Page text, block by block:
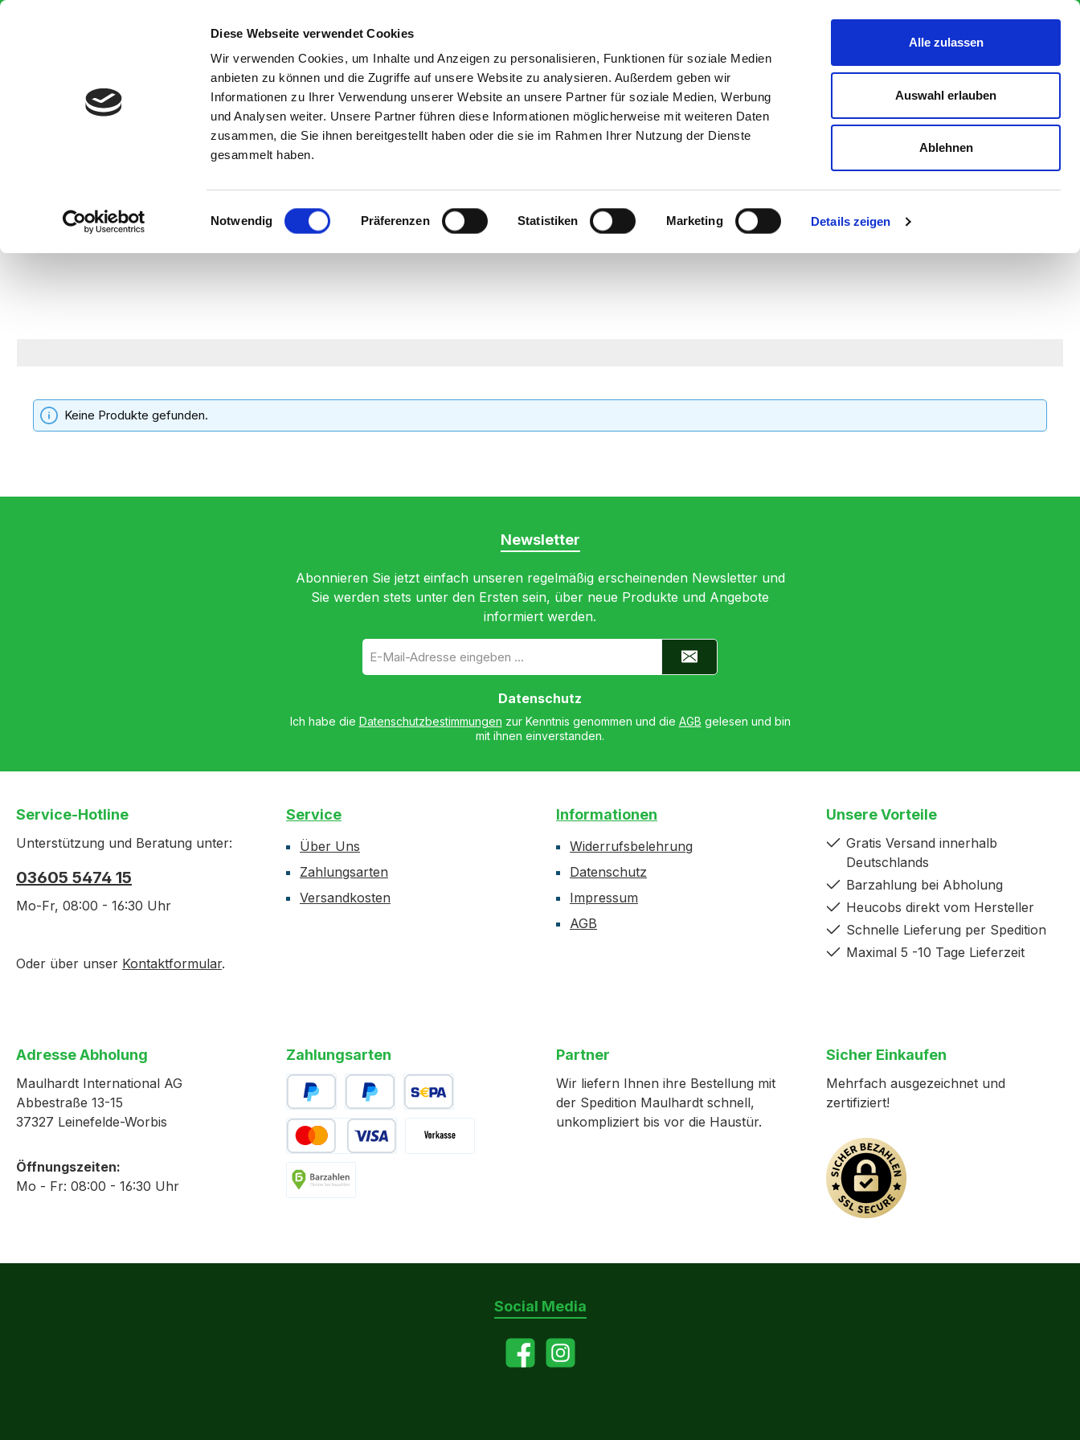
Diese Webseite verwendet Cookies
Wir verwenden Cookies, um Inhalte und Anzeigen zu personalisieren, Funktionen für soziale Medien
anbieten zu können und die Zugriffe auf unsere Website zu analysieren. Außerdem geben wir
Informationen zu Ihrer Verwendung unserer Website an unsere Partner für soziale Medien, Werbung
und Analysen weiter. Unsere Partner führen diese Informationen möglicherweise mit weiteren Daten
zusammen, die Sie ihnen bereitgestellt haben oder die sie im Rahmen Ihrer Nutzung der Dienste
gesammelt haben.
Einwilligungsauswahl
Notwendig Präferenzen Statistiken Marketing Details zeigen
Alle zulassen
Auswahl erlauben
Ablehnen
Hotline: 03605 5474 15
Wunschzettel
Einstreu
Informationen
Keine Produkte gefunden.
Newsletter
Abonnieren Sie jetzt einfach unseren regelmäßig erscheinenden Newsletter und
Sie werden stets unter den Ersten sein, über neue Produkte und Angebote
informiert werden.
E-
Mail-
Adresse
Datenschutz
Ich habe die Datenschutzbestimmungen zur Kenntnis genommen und die AGB gelesen und bin
mit ihnen einverstanden.
Service-Hotline
Unterstützung und Beratung unter:
03605 5474 15
Mo-Fr, 08:00 - 16:30 Uhr
Oder über unser Kontaktformular.
Service
Über Uns
Zahlungsarten
Versandkosten
Informationen
Widerrufsbelehrung
Datenschutz
Impressum
AGB
Unsere Vorteile
Gratis Versand innerhalb
Deutschlands
Barzahlung bei Abholung
Heucobs direkt vom Hersteller
Schnelle Lieferung per Spedition
Maximal 5 -10 Tage Lieferzeit
Zahlungsarten
PayPal Später bezahlen
Partner
Wir liefern Ihnen ihre Bestellung mit
der Spedition Maulhardt schnell,
unkompliziert bis vor die Haustür.
Adresse Abholung
Maulhardt International AG
Abbestraße 13-15
37327 Leinefelde-Worbis
Öffnungszeiten:
Mo - Fr: 08:00 - 16:30 Uhr
Sicher Einkaufen
Mehrfach ausgezeichnet und
zertifiziert!
Social Media
FacebookInstagram